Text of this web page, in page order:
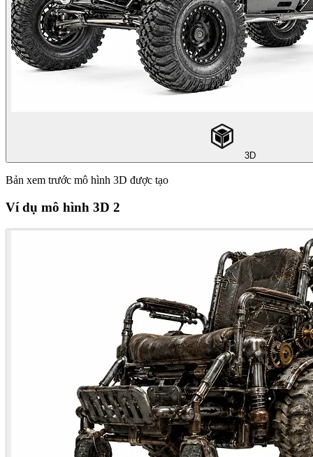
3D
Bản xem trước mô hình 3D được tạo
Ví dụ mô hình 3D 2